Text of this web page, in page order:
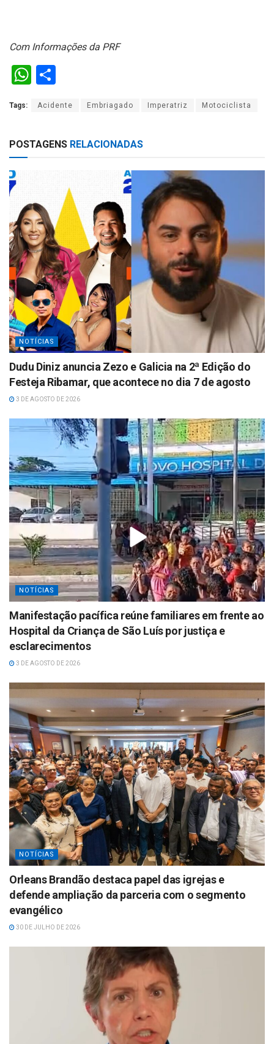
Com Informações da PRF
W
at
A
ar
Tags: Acidente Embriagado Imperatriz Motociclista
POSTAGENS RELACIONADAS
NOTÍCIAS
Dudu Diniz anuncia Zezo e Galicia na 2ª Edição do
Festeja Ribamar, que acontece no dia 7 de agosto
3 DE AGOSTO DE 2026
NOTÍCIAS
Manifestação pacífica reúne familiares em frente ao
Hospital da Criança de São Luís por justiça e
esclarecimentos
3 DE AGOSTO DE 2026
NOTÍCIAS
Orleans Brandão destaca papel das igrejas e
defende ampliação da parceria com o segmento
evangélico
30 DE JULHO DE 2026